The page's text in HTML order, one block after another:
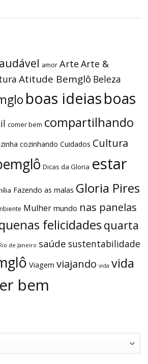
amor Arte Arte &
Atitude Bemglô Beleza
boas ideiasboas
comer bem compartilhando
cozinhando Cuidados Cultura
Dicas da Gloria estar
Fazendo as malas Gloria Pires
Mulher mundo nas panelas
felicidades quarta
de Janeiro saúde sustentabilidade
Viagem viajando vida vida
bem